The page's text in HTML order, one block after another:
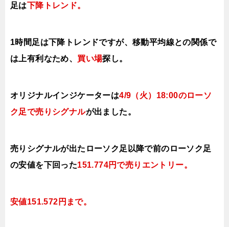
足は下降トレンド。
1時間足は下降トレンドですが、移動平均線との関係で
は上有利なため、 買い場探し。
オリジナルインジケーターは4/9（火）18:00のローソ
ク足で売り シグナルが出ました。
売りシグナルが出たローソク足以降で前のローソク足
の安値を下回った151.774円で売り エントリー。
安値151.572円まで。